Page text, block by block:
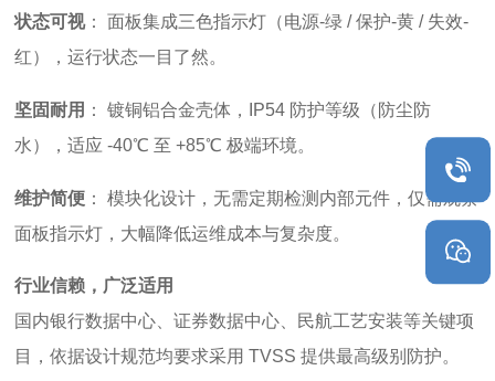
状态可视：
面板集成三色指示灯（电源-绿 / 保护-黄 / 失效-
红），运行状态一目了然。
坚固耐用 ：
镀铜铝合金壳体，IP54 防护等级（防尘防
水），适应 -40℃ 至 +85℃ 极端环境。
维护简便 ：
模块化设计，无需定期检测内部元件，仅需观察
面板指示灯，大幅降低运维成本与复杂度。
行业信赖，广泛适用
国内银行数据中心、证券数据中心、民航工艺安装等关键项
目，依据设计规范均要求采用 TVSS 提供最高级别防护。